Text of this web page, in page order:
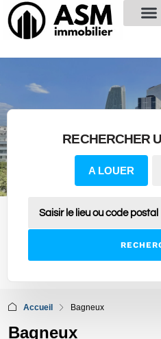
principal
RECHERCHER
A LOUER
Accueil Bagneux
Bagneux